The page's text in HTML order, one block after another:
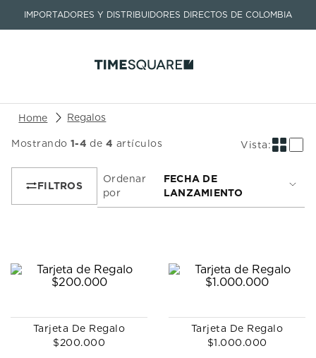
IMPORTADORES Y DISTRIBUIDORES DIRECTOS DE COLOMBIA
Buscar un producto o artículo
Regalos
Mostrando 1-4 de 4 artículos
Ordenar
por
FECHA DE
LANZAMIENTO
Tarjeta De Regalo
$200.000
Tarjeta De Regalo
$1.000.000
TÉRMINOS MÁS BUSCADOS
1.
seastar
2.
aviation
5.
longines
prc
hamilton